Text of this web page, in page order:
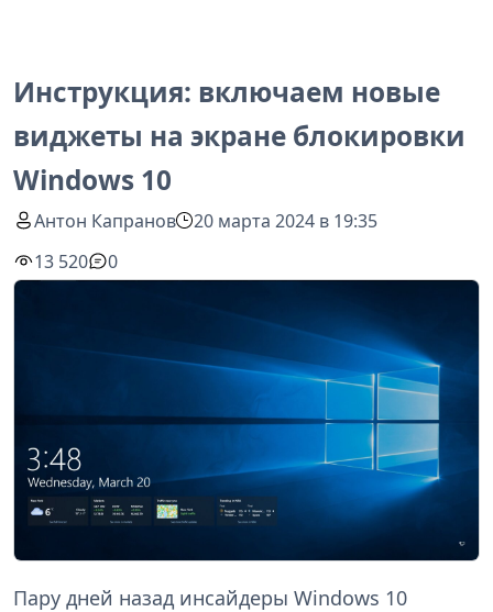
Инструкция: включаем новые
виджеты на экране блокировки
Windows 10
Антон Капранов
20 марта 2024 в 19:35
13 520
0
Пару дней назад инсайдеры Windows 10